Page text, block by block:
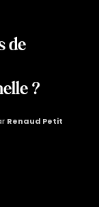
de
?
Renaud Petit